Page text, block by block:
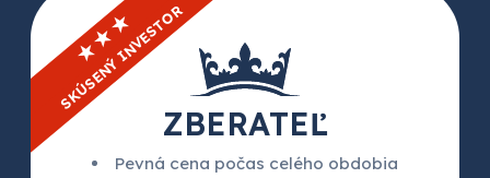
★★★
SKÚSENÝ INVESTOR
ZBERATEĽ
Pevná cena počas celého obdobia